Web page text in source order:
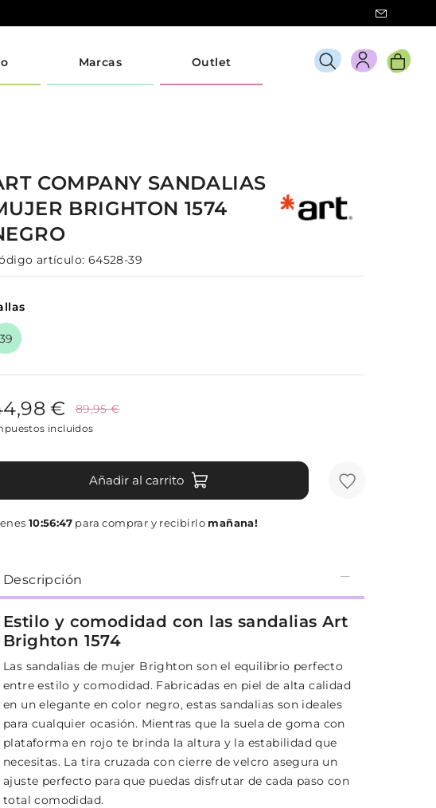
Marcas Outlet
COMPANY SANDALIAS
BRIGHTON 1574
artículo: 64528-39
39
€ 89,95 €
incluidos
Añadir al carrito
10:56:46 para comprar y recibirlomañana!
Descripción
Estilo y comodidad con las sandalias Art
Brighton 1574
Las sandalias de mujer Brighton son el equilibrio perfecto
entre estilo y comodidad. Fabricadas en piel de alta calidad
en un elegante en color negro, estas sandalias son ideales
para cualquier ocasión. Mientras que la suela de goma con
plataforma en rojo te brinda la altura y la estabilidad que
necesitas. La tira cruzada con cierre de velcro asegura un
ajuste perfecto para que puedas disfrutar de cada paso con
total comodidad.